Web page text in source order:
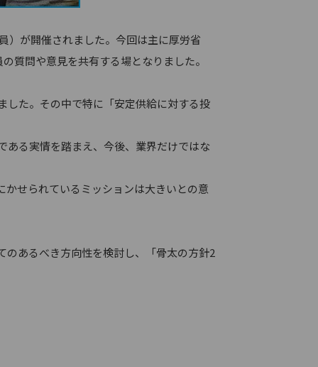
）が開催されました。今回は主に厚労省
質問や意見を共有する場となりました。
した。その中で特に「安定供給に対する投
ある実情を踏まえ、今後、業界だけではな
せられているミッションは大きいとの意
あるべき方向性を検討し、「骨太の方針2